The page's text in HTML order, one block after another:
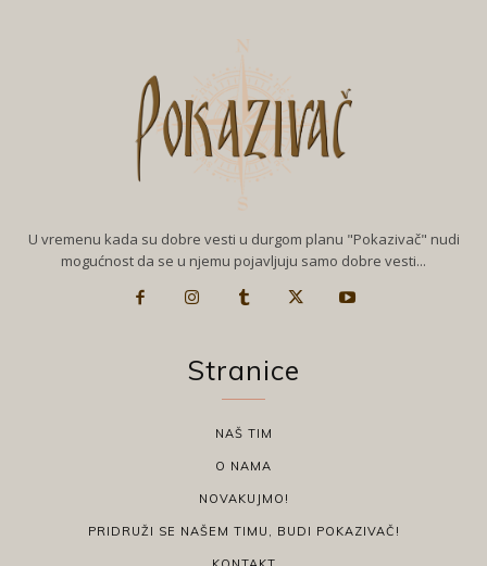
U vremenu kada su dobre vesti u durgom planu "Pokazivač" nudi
mogućnost da se u njemu pojavljuju samo dobre vesti...
Stranice
NAŠ TIM
O NAMA
NOVAKUJMO!
PRIDRUŽI SE NAŠEM TIMU, BUDI POKAZIVAČ!